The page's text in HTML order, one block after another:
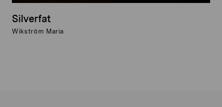
Silverfat
Wikström Maria